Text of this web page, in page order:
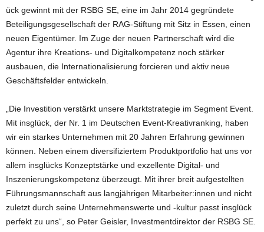
ück gewinnt mit der RSBG SE, eine im Jahr 2014 gegründete
Beteiligungsgesellschaft der RAG-Stiftung mit Sitz in Essen, einen
neuen Eigentümer. Im Zuge der neuen Partnerschaft wird die
Agentur ihre Kreations- und Digitalkompetenz noch stärker
ausbauen, die Internationalisierung forcieren und aktiv neue
Geschäftsfelder entwickeln.
„Die Investition verstärkt unsere Marktstrategie im Segment Event.
Mit insglück, der Nr. 1 im Deutschen Event-Kreativranking, haben
wir ein starkes Unternehmen mit 20 Jahren Erfahrung gewinnen
können. Neben einem diversifiziertem Produktportfolio hat uns vor
allem insglücks Konzeptstärke und exzellente Digital- und
Inszenierungskompetenz überzeugt. Mit ihrer breit aufgestellten
Führungsmannschaft aus langjährigen Mitarbeiter:innen und nicht
zuletzt durch seine Unternehmenswerte und -kultur passt insglück
perfekt zu uns“, so Peter Geisler, Investmentdirektor der RSBG SE.